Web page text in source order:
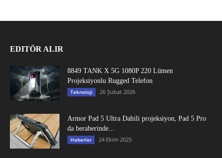
EDITÖR ALIR
8849 TANK X 5G 1080P 220 Lümen
Projeksiyonlu Rugged Telefon
Teknoloji 26 Şubat 2026
Armor Pad 5 Ultra Dahili projeksiyon, Pad 5 Pro
da beraberinde...
Haberler 24 Ekim 2025